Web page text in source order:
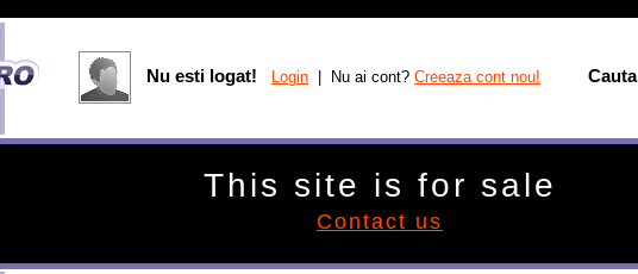
Nu esti logat! Login | Nu ai cont? Creeaza cont nou! Cauta
This site is for sale
Contact us